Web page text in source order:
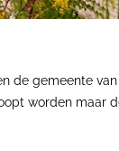
de gemeente
worden maar